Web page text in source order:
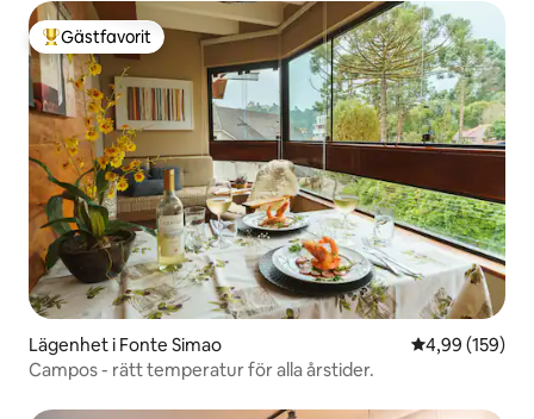
Populär gästfavorit
Gästfavorit
Lägenhet i Fonte Simao 4,99 av 5 i
4,99 (159)
Campos - rätt temperatur för alla årstider.